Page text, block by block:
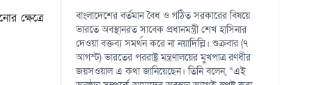
ক্ষেত্রে
বাংলাদেশের বর্তমান বৈধ ও গঠিত সরকারের বিষয়ে
ভারতে অবস্থানরত সাবেক প্রধানমন্ত্রী শেখ হাসিনার
দেওয়া বক্তব্য সমর্থন করে না নয়াদিল্লি। শুক্রবার (৭
আগস্ট) ভারতের পররাষ্ট্র মন্ত্রণালয়ের মুখপাত্র রণধীর
জয়সওয়াল এ কথা জানিয়েছেন। তিনি বলেন, “এই